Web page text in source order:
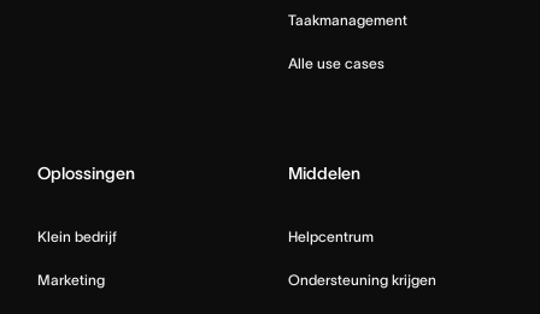
Taakmanagement
Alle use cases
Oplossingen
Klein bedrijf
Marketing
Middelen
Helpcentrum
Ondersteuning krijgen